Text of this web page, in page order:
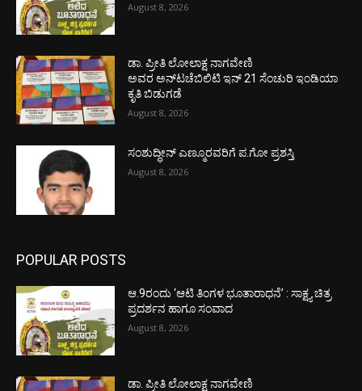
August 8, 2026
ಡಾ. ಪ್ರೀತಿ ಲೋಲಾಕ್ಷ ನಾಗವೇಣಿ
ಅವರ ಅನ್‌ಟಚೆಬಿಲಿಟಿ ಇನ್ 21 ಸೆಂಚುರಿ ಇಂಡಿಯಾ
ಕೃತಿ ಬಿಡುಗಡೆ
August 8, 2026
ಸಂಶುದ್ಧೀನ್ ಎಣ್ಮೂರವರಿಗೆ ಪ.ಗೋ ಪ್ರಶಸ್ತಿ
August 8, 2026
POPULAR POSTS
ಆ.9ರಂದು ‘ಆಟಿ ತಿಂಗಳ ಭೂತಾರಾಧನೆ’ : ಸಾಕ್ಷ್ಯ ಚಿತ್ರ
ಪ್ರದರ್ಶನ ಹಾಗೂ ಸಂವಾದ
August 8, 2026
ಡಾ. ಪ್ರೀತಿ ಲೋಲಾಕ್ಷ ನಾಗವೇಣಿ